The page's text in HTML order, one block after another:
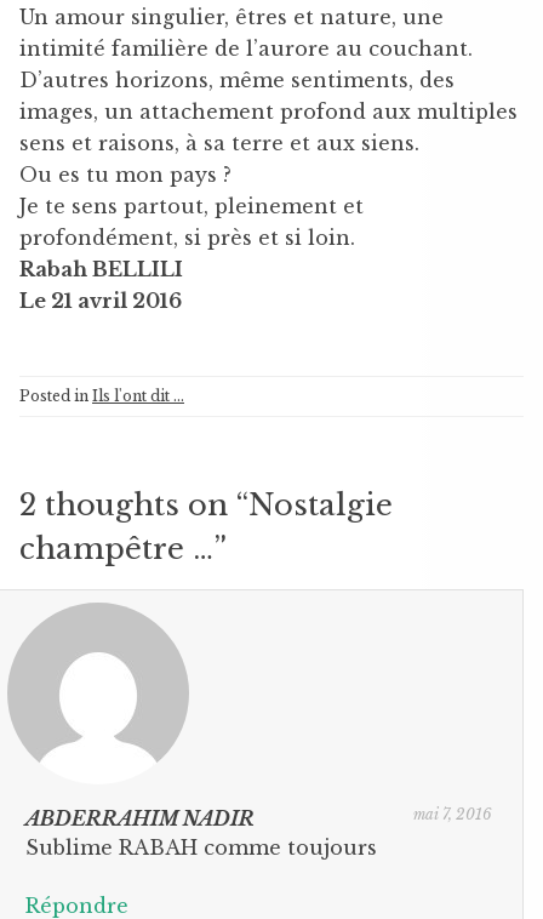
Un amour singulier, êtres et nature, une
intimité familière de l’aurore au couchant.
D’autres horizons, même sentiments, des
images, un attachement profond aux multiples
sens et raisons, à sa terre et aux siens.
Ou es tu mon pays ?
Je te sens partout, pleinement et
profondément, si près et si loin.
Rabah BELLILI
Le 21 avril 2016
Posted in Ils l'ont dit ...
2 thoughts on “Nostalgie
champêtre …”
ABDERRAHIM NADIR mai 7, 2016
Sublime RABAH comme toujours
Répondre